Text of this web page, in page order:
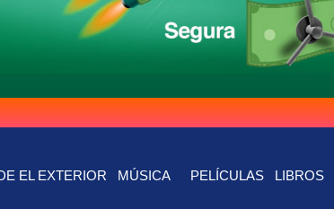
EL EXTERIOR MÚSICA PELÍCULAS LIBROS